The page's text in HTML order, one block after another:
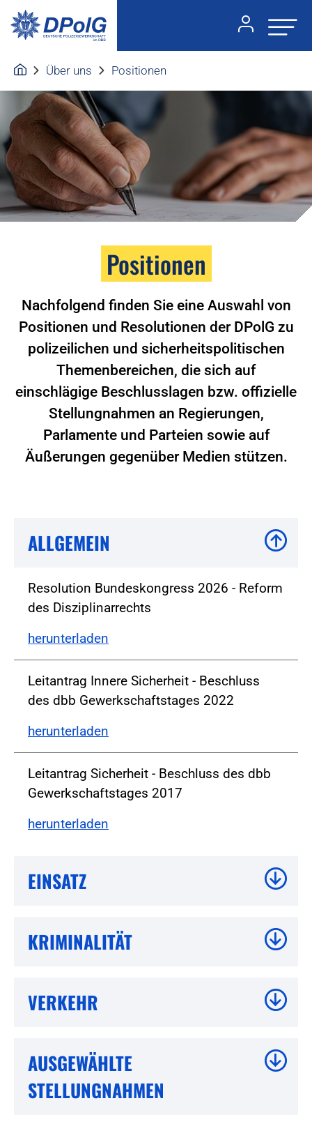
Über uns Positionen
Positionen
Nachfolgend finden Sie eine Auswahl von
Positionen und Resolutionen der DPolG zu
polizeilichen und sicherheitspolitischen
Themenbereichen, die sich auf
einschlägige Beschlusslagen bzw. offizielle
Stellungnahmen an Regierungen,
Parlamente und Parteien sowie auf
Äußerungen gegenüber Medien stützen.
ALLGEMEIN
Resolution Bundeskongress 2026 - Reform
des Disziplinarrechts
herunterladen
Leitantrag Innere Sicherheit - Beschluss
des dbb Gewerkschaftstages 2022
herunterladen
Leitantrag Sicherheit - Beschluss des dbb
Gewerkschaftstages 2017
herunterladen
EINSATZ
KRIMINALITÄT
VERKEHR
AUSGEWÄHLTE
STELLUNGNAHMEN